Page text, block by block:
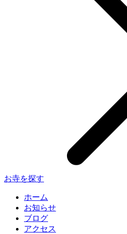
お寺を探す
ホーム
お知らせ
ブログ
アクセス